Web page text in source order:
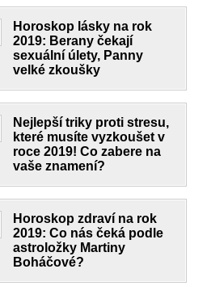
Horoskop lásky na rok
2019: Berany čekají
sexuální úlety, Panny
velké zkoušky
Nejlepší triky proti stresu,
které musíte vyzkoušet v
roce 2019! Co zabere na
vaše znamení?
Horoskop zdraví na rok
2019: Co nás čeká podle
astroložky Martiny
Boháčové?